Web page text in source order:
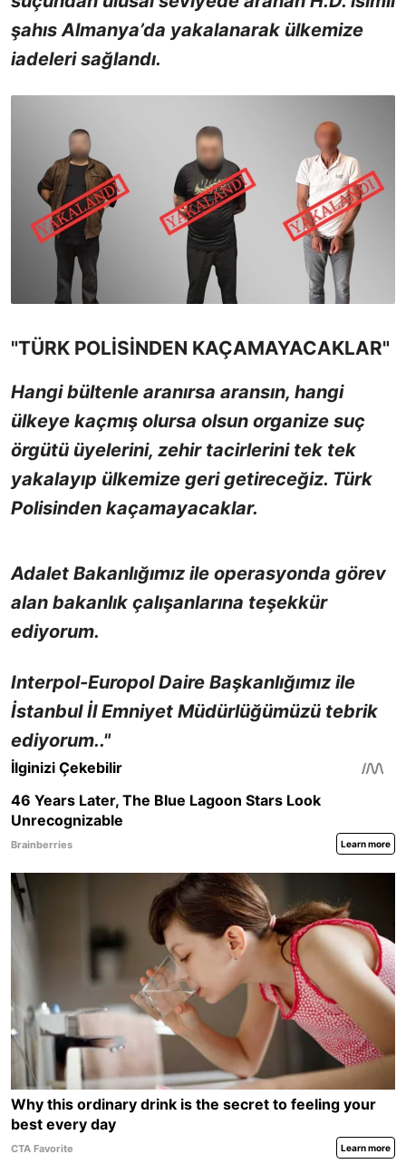
şahıs Almanya’da yakalanarak ülkemize
iadeleri sağlandı.
"TÜRK POLİSİNDEN KAÇAMAYACAKLAR"
Hangi bültenle aranırsa aransın, hangi
ülkeye kaçmış olursa olsun organize suç
örgütü üyelerini, zehir tacirlerini tek tek
yakalayıp ülkemize geri getireceğiz. Türk
Polisinden kaçamayacaklar.
Adalet Bakanlığımız ile operasyonda görev
alan bakanlık çalışanlarına teşekkür
ediyorum.
Interpol-Europol Daire Başkanlığımız ile
İstanbul İl Emniyet Müdürlüğümüzü tebrik
ediyorum.."